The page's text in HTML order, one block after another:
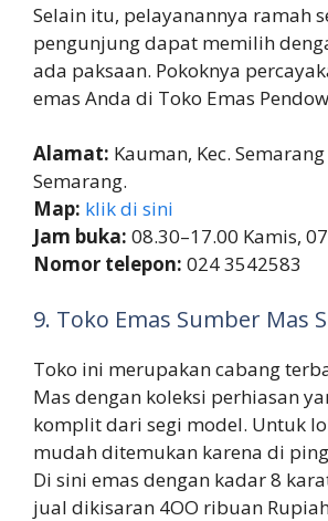
Selain itu, pelayanannya ramah
pengunjung dapat memilih
ada paksaan. Pokoknya
emas Anda di Toko Emas
Alamat: Kauman, Kec.
Semarang.
Map: klik di sini
Jam buka: 08.30–17.00 Kamis,
Nomor telepon: 024 3542583
9. Toko Emas Sumber Mas
Toko ini merupakan cabang
Mas dengan koleksi perhiasan
komplit dari segi model. Untuk
mudah ditemukan karena di
Di sini emas dengan kadar 8
jual dikisaran 4OO ribuan